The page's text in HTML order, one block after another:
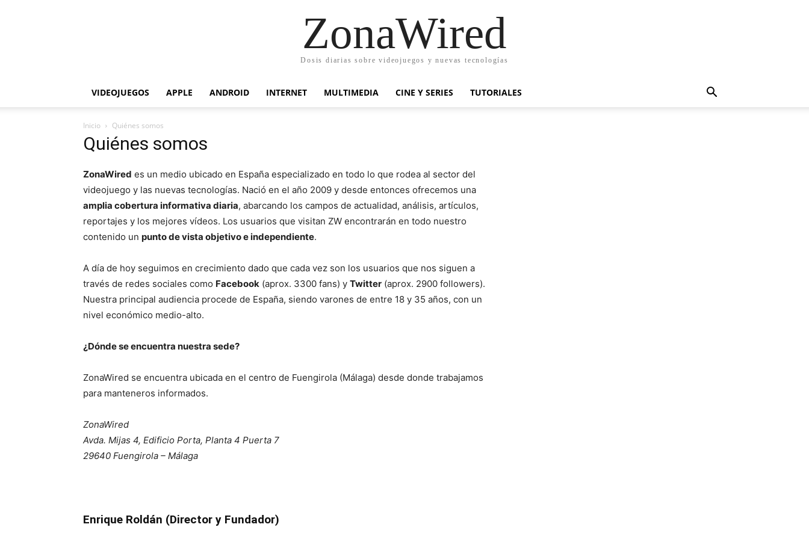
ZonaWired
Dosis diarias sobre videojuegos y nuevas tecnologías
VIDEOJUEGOS APPLE ANDROID INTERNET MULTIMEDIA CINE Y SERIES TUTORIALES
Inicio Quiénes somos
Quiénes somos
ZonaWired es un medio ubicado en España especializado en todo lo que rodea al sector del
videojuego y las nuevas tecnologías. Nació en el año 2009 y desde entonces ofrecemos una
amplia cobertura informativa diaria, abarcando los campos de actualidad, análisis, artículos,
reportajes y los mejores vídeos. Los usuarios que visitan ZW encontrarán en todo nuestro
contenido un punto de vista objetivo e independiente.
A día de hoy seguimos en crecimiento dado que cada vez son los usuarios que nos siguen a
través de redes sociales como Facebook (aprox. 3300 fans) y Twitter (aprox. 2900 followers).
Nuestra principal audiencia procede de España, siendo varones de entre 18 y 35 años, con un
nivel económico medio-alto.
¿Dónde se encuentra nuestra sede?
ZonaWired se encuentra ubicada en el centro de Fuengirola (Málaga) desde donde trabajamos
para manteneros informados.
ZonaWired
Avda. Mijas 4, Edificio Porta, Planta 4 Puerta 7
29640 Fuengirola – Málaga
Enrique Roldán (Director y Fundador)